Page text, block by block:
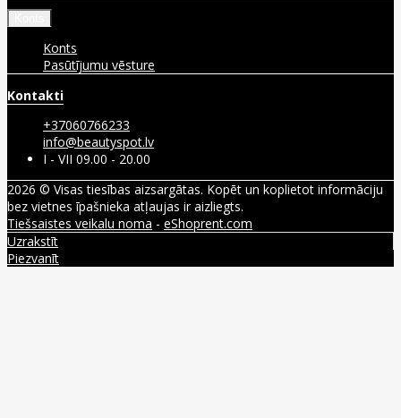
Konts
Pasūtījumu vēsture
Kontakti
+37060766233
info@beautyspot.lv
I - VII 09.00 - 20.00
2026 © Visas tiesības aizsargātas. Kopēt un koplietot informāciju
bez vietnes īpašnieka atļaujas ir aizliegts.
Tiešsaistes veikalu noma - eShoprent.com
Uzrakstīt
Piezvanīt